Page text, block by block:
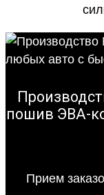
пошив ЭВА-
Прием